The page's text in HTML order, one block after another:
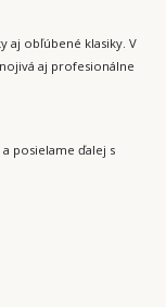
aj obľúbené klasiky. V
aj profesionálne
posielame ďalej s